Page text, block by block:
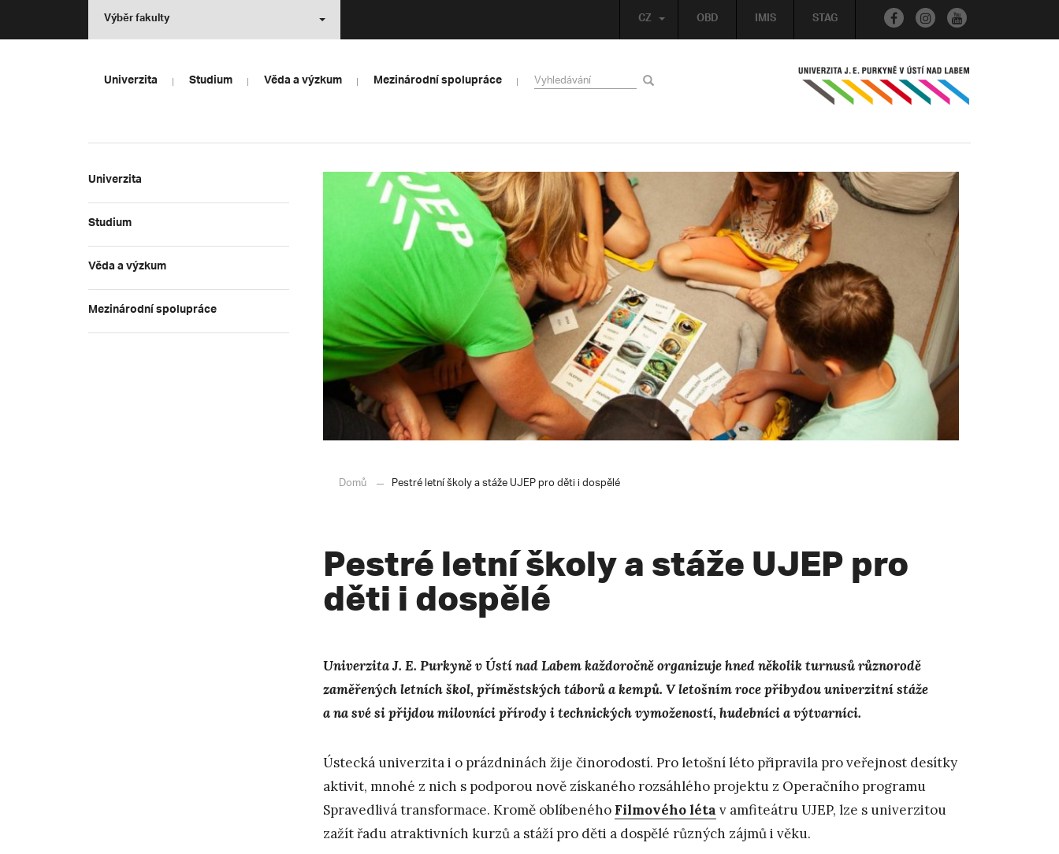
OBD IMIS STAG
CZ
Výběr fakulty
Univerzita Studium Věda a výzkum Mezinárodní spolupráce
Univerzita
Studium
Věda a výzkum
Mezinárodní spolupráce
Domů Pestré letní školy a stáže UJEP pro děti i dospělé
Pestré letní školy a stáže UJEP pro
děti i dospělé
Univerzita J. E. Purkyně v Ústí nad Labem každoročně organizuje hned několik turnusů různorodě
zaměřených letních škol, příměstských táborů a kempů. V letošním roce přibydou univerzitní stáže
a na své si přijdou milovníci přírody i technických vymožeností, hudebníci a výtvarníci.
Ústecká univerzita i o prázdninách žije činorodostí. Pro letošní léto připravila pro veřejnost desítky
aktivit, mnohé z nich s podporou nově získaného rozsáhlého projektu z Operačního programu
Spravedlivá transformace. Kromě oblíbeného Filmového léta v amfiteátru UJEP, lze s univerzitou
zažít řadu atraktivních kurzů a stáží pro děti a dospělé různých zájmů i věku.